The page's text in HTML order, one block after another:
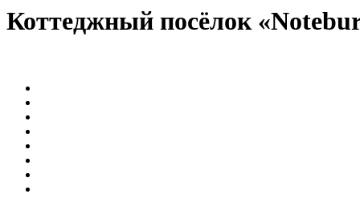
Коттеджный посёлок